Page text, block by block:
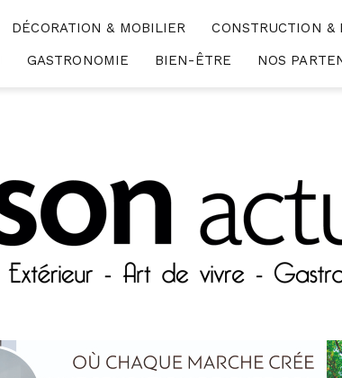
DÉCORATION & MOBILIER
CONSTRUCTION &
GASTRONOMIE BIEN-ÊTRE NOS